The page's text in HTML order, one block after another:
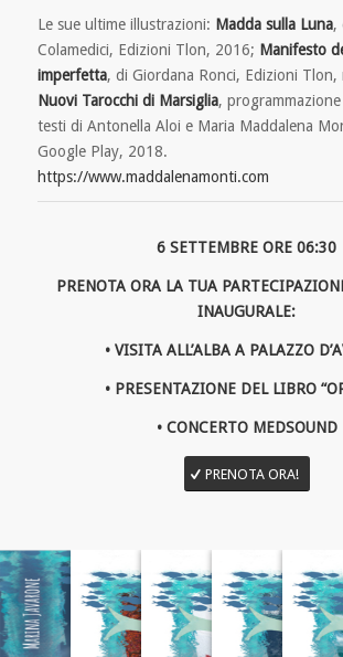
Le sue ultime illustrazioni: Madda sulla Luna,
Colamedici, Edizioni Tlon, 2016; Manifesto
imperfetta, di Giordana Ronci, Edizioni Tlon,
Nuovi Tarocchi di Marsiglia,
testi di Antonella Aloi e Maria Maddalena
Google Play, 2018.
https://www.maddalenamonti.com
6 SETTEMBRE ORE 06:30
PRENOTA ORA LA TUA
INAUGURALE:
• VISITA ALL’ALBA A PALAZZO
• PRESENTAZIONE DEL LIBRO
• CONCERTO MEDSOUND
PRENOTA ORA!